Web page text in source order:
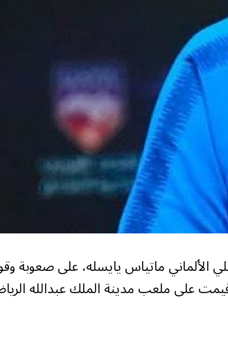
الألماني ماتياس يايسله، على صعوبة
على ملعب مدينة الملك عبدالله